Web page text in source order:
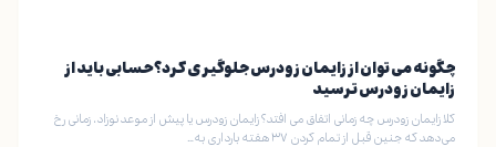
چگونه می توان از زایمان زودرس جلوگیری کرد؟ حسابی باید از
زایمان زودرس ترسید
کلا زایمان زودرس چه زمانی اتفاق می افتد؟ زایمان زودرس یا پیش از موعد نوزاد، زمانی رخ
می‌دهد که جنین قبل از تمام کردن ۳۷ هفته بارداری به…